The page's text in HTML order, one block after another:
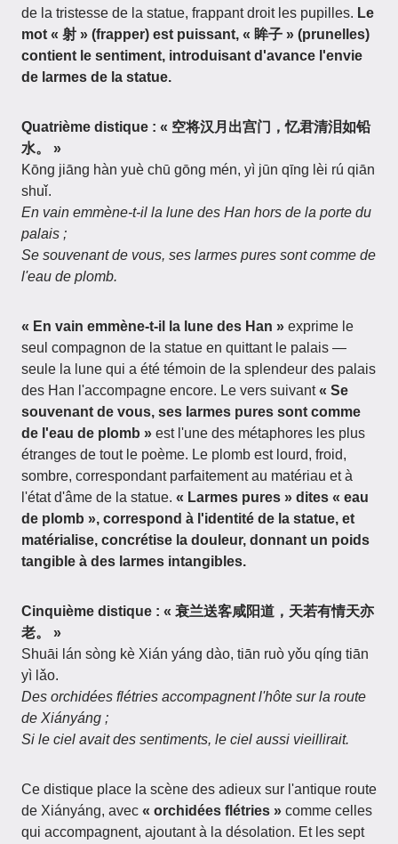
de la tristesse de la statue, frappant droit les pupilles. Le
mot « 射 » (frapper) est puissant, « 眸子 » (prunelles)
contient le sentiment, introduisant d'avance l'envie
de larmes de la statue.
Quatrième distique : « 空将汉月出宫门，忆君清泪如铅
水。 »
Kōng jiāng hàn yuè chū gōng mén, yì jūn qīng lèi rú qiān
shuǐ.
En vain emmène-t-il la lune des Han hors de la porte du
palais ;
Se souvenant de vous, ses larmes pures sont comme de
l'eau de plomb.
« En vain emmène-t-il la lune des Han » exprime le
seul compagnon de la statue en quittant le palais —
seule la lune qui a été témoin de la splendeur des palais
des Han l'accompagne encore. Le vers suivant« Se
souvenant de vous, ses larmes pures sont comme
de l'eau de plomb » est l'une des métaphores les plus
étranges de tout le poème. Le plomb est lourd, froid,
sombre, correspondant parfaitement au matériau et à
l'état d'âme de la statue. « Larmes pures » dites « eau
de plomb », correspond à l'identité de la statue, et
matérialise, concrétise la douleur, donnant un poids
tangible à des larmes intangibles.
Cinquième distique : « 衰兰送客咸阳道，天若有情天亦
老。 »
Shuāi lán sòng kè Xián yáng dào, tiān ruò yǒu qíng tiān
yì lǎo.
Des orchidées flétries accompagnent l'hôte sur la route
de Xiányáng ;
Si le ciel avait des sentiments, le ciel aussi vieillirait.
Ce distique place la scène des adieux sur l'antique route
de Xiányáng, avec « orchidées flétries » comme celles
qui accompagnent, ajoutant à la désolation. Et les sept